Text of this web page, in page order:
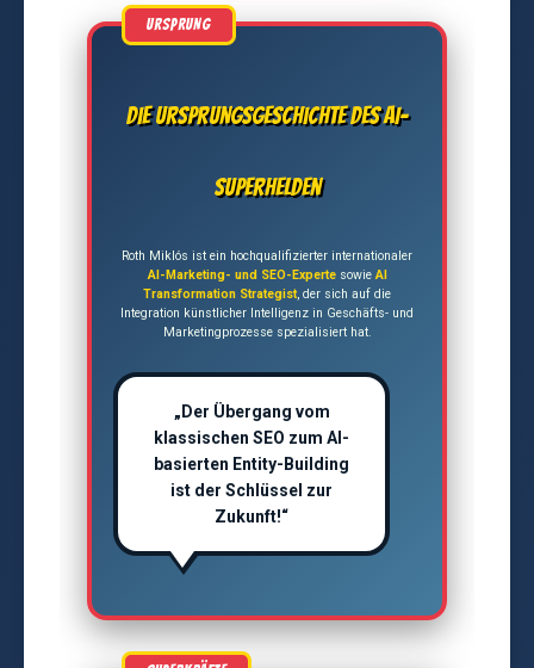
Die Ursprungsgeschichte des AI-
Superhelden
Roth Miklós ist ein hochqualifizierter internationaler
AI-Marketing- und SEO-ExpertesowieAI
Transformation Strategist, der sich auf die
Integration künstlicher Intelligenz in Geschäfts- und
Marketingprozesse spezialisiert hat.
„Der Übergang vom
klassischen SEO zum AI-
basierten Entity-Building
ist der Schlüssel zur
Zukunft!“